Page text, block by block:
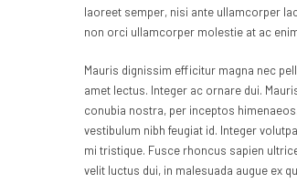
laoreet semper, nisi ante ullamcorper
non orci ullamcorper molestie at ac
Mauris dignissim efficitur magna nec
amet lectus. Integer ac ornare dui.
conubia nostra, per inceptos
vestibulum nibh feugiat id. Integer
mi tristique. Fusce rhoncus sapien
velit luctus dui, in malesuada augue ex